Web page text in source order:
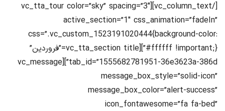
[/vc_column_text][vc_tta_tour color=”sky” spacing=”3″
active_section=”1″ css_animation=”fadeIn”
css=”.vc_custom_1523191020444{background-color:
#ffffff !important;}”][vc_tta_section title=”فروردین”
tab_id=”1555682781951-36e3623a-386d”][vc_message
message_box_style=”solid-icon”
message_box_color=”alert-success”
icon_fontawesome=”fa fa-bed”